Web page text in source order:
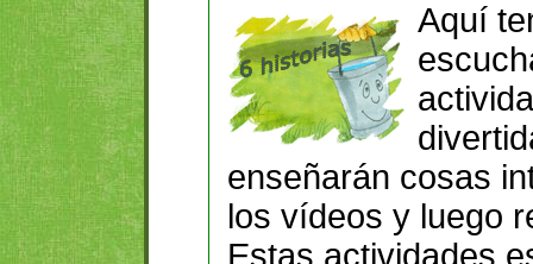
Aquí
enseñarán cosas
los vídeos y luego
Estas actividades